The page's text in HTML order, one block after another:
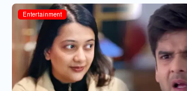
Bangla Serial
Entertainment